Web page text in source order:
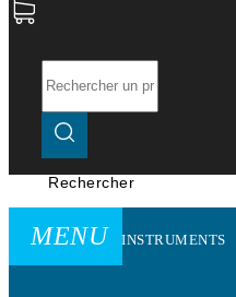
Rechercher
MENU INSTRUMENTS